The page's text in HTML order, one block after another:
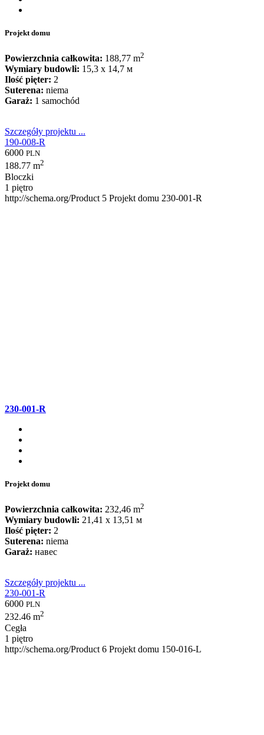
Projekt domu
Powierzchnia całkowita: 188,77 m2
Wymiary budowli: 15,3 x 14,7 м
Ilość pięter: 2
Suterena: niema
Garaż: 1 samochód
Szczegóły projektu ...
190-008-R
6000 PLN
188.77 m2
Bloczki
1 piętro
http://schema.org/Product 5 Projekt domu 230-001-R
230-001-R
Projekt domu
Powierzchnia całkowita: 232,46 m2
Wymiary budowli: 21,41 x 13,51 м
Ilość pięter: 2
Suterena: niema
Garaż: навес
Szczegóły projektu ...
230-001-R
6000 PLN
232.46 m2
Cegła
1 piętro
http://schema.org/Product 6 Projekt domu 150-016-L